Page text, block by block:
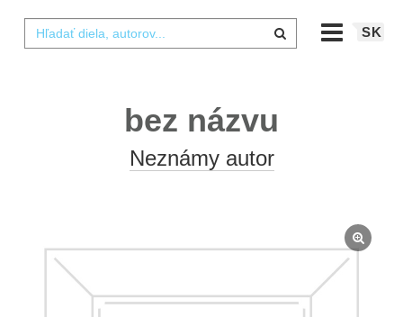
SK
bez názvu
Neznámy autor